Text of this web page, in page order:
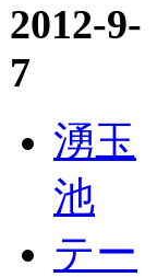
2012-9-
7
湧玉
池
テー